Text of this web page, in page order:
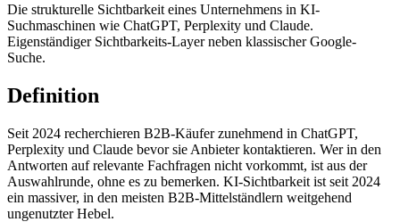
Die strukturelle Sichtbarkeit eines Unternehmens in KI-
Suchmaschinen wie ChatGPT, Perplexity und Claude.
Eigenständiger Sichtbarkeits-Layer neben klassischer Google-
Suche.
Definition
Seit 2024 recherchieren B2B-Käufer zunehmend in ChatGPT,
Perplexity und Claude bevor sie Anbieter kontaktieren. Wer in den
Antworten auf relevante Fachfragen nicht vorkommt, ist aus der
Auswahlrunde, ohne es zu bemerken. KI-Sichtbarkeit ist seit 2024
ein massiver, in den meisten B2B-Mittelständlern weitgehend
ungenutzter Hebel.